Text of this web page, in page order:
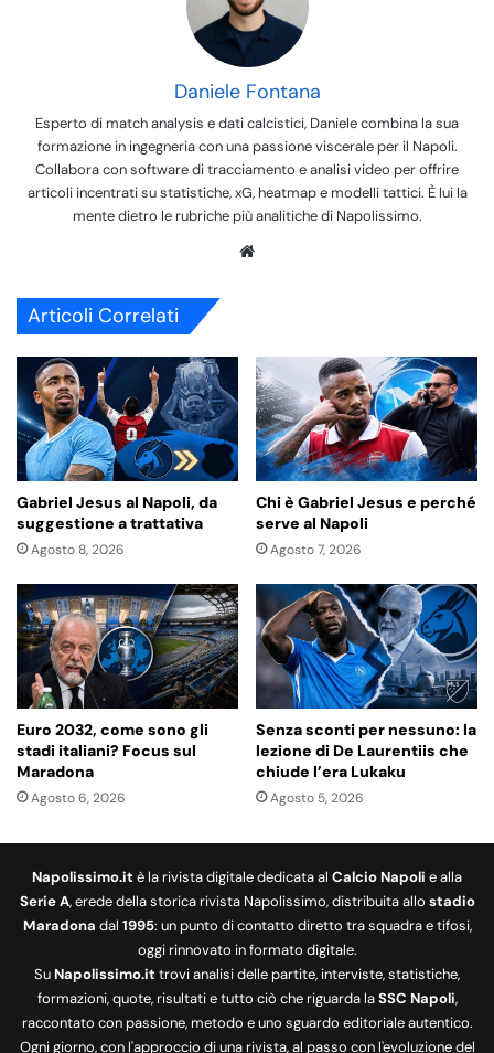
Daniele Fontana
Esperto di match analysis e dati calcistici, Daniele combina la sua
formazione in ingegneria con una passione viscerale per il Napoli.
Collabora con software di tracciamento e analisi video per offrire
articoli incentrati su statistiche, xG, heatmap e modelli tattici. È lui la
mente dietro le rubriche più analitiche di Napolissimo.
Articoli Correlati
Gabriel Jesus al Napoli, da
suggestione a trattativa
Agosto 8, 2026
Chi è Gabriel Jesus e perché
serve al Napoli
Agosto 7, 2026
Euro 2032, come sono gli
stadi italiani? Focus sul
Maradona
Agosto 6, 2026
Senza sconti per nessuno: la
lezione di De Laurentiis che
chiude l’era Lukaku
Agosto 5, 2026
Napolissimo.it è la rivista digitale dedicata al Calcio Napoli e alla
Serie A, erede della storica rivista Napolissimo, distribuita allo stadio
Maradona dal 1995: un punto di contatto diretto tra squadra e tifosi,
oggi rinnovato in formato digitale.
SuNapolissimo.it trovi analisi delle partite, interviste, statistiche,
formazioni, quote, risultati e tutto ciò che riguarda laSSC Napoli,
raccontato con passione, metodo e uno sguardo editoriale autentico.
Ogni giorno, con l'approccio di una rivista, al passo con l'evoluzione del